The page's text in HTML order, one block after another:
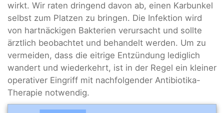
wirkt. Wir raten dringend davon ab, einen Karbunkel
selbst zum Platzen zu bringen. Die Infektion wird
von hartnäckigen Bakterien verursacht und sollte
ärztlich beobachtet und behandelt werden. Um zu
vermeiden, dass die eitrige Entzündung lediglich
wandert und wiederkehrt, ist in der Regel ein kleiner
operativer Eingriff mit nachfolgender Antibiotika-
Therapie notwendig.